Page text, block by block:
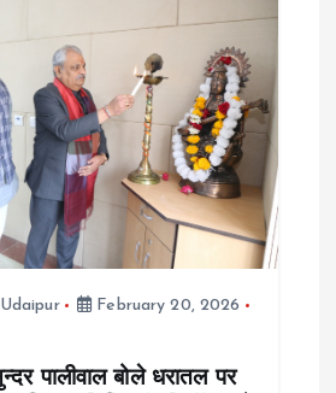
Udaipur
February 20, 2026
पालीवाल बोले धरातल पर